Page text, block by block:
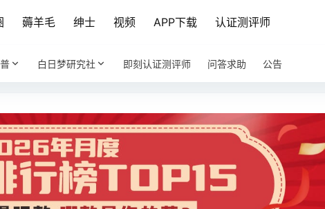
薅羊毛 绅士 视频 APP下载 认证测评师
白日梦研究社 即刻认证测评师 问答求助 公告